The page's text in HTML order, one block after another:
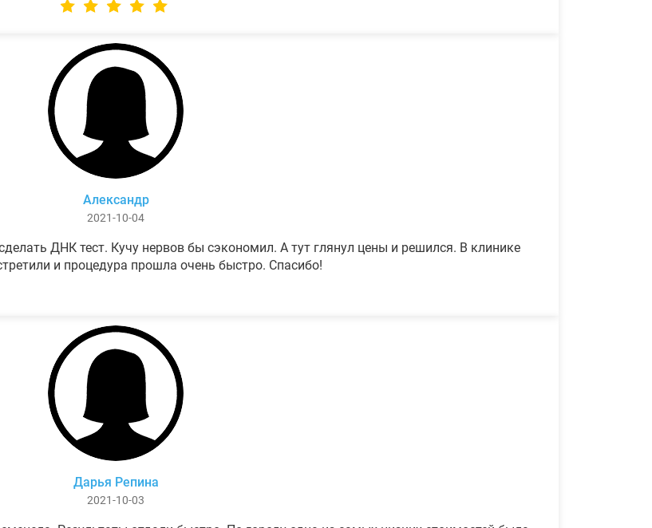
Александр
2021-10-04
ДНК тест. Кучу нервов бы сэкономил. А тут глянул цены и решился. В клинике
и процедура прошла очень быстро. Спасибо!
Дарья Репина
2021-10-03